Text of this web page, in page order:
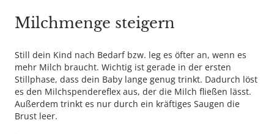
Milchmenge steigern
Still dein Kind nach Bedarf bzw. leg es öfter an, wenn es
mehr Milch braucht. Wichtig ist gerade in der ersten
Stillphase, dass dein Baby lange genug trinkt. Dadurch löst
es den Milchspendereflex aus, der die Milch fließen lässt.
Außerdem trinkt es nur durch ein kräftiges Saugen die
Brust leer.